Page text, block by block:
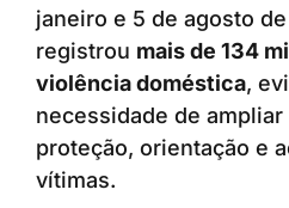
janeiro e 5 de agosto
registrou mais de 134
violência doméstica,
necessidade de
proteção, orientação e
vítimas.